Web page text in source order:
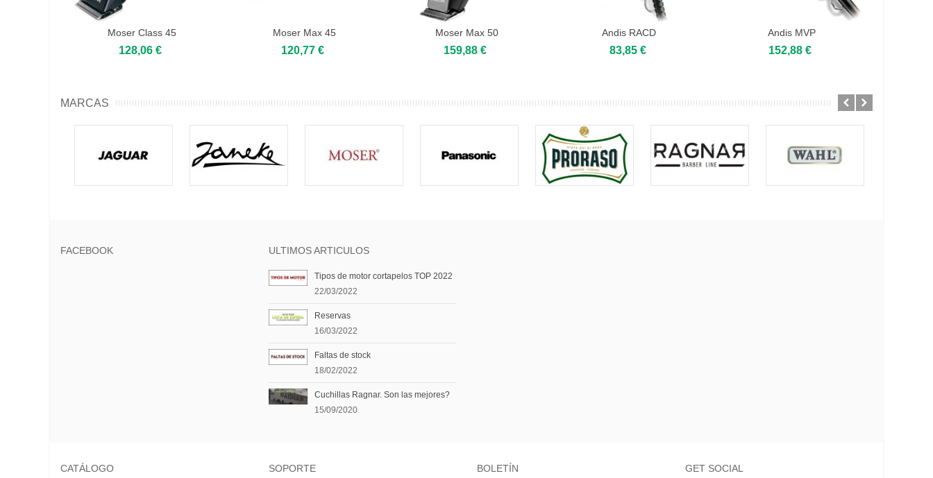
Moser Class 45
128,06 €
Moser Max 45
120,77 €
Moser Max 50
159,88 €
Andis RACD
83,85 €
Andis MVP
152,88 €
MARCAS
FACEBOOK ULTIMOS ARTICULOS
Tipos de motor cortapelos TOP 2022
22/03/2022
Reservas
16/03/2022
Faltas de stock
18/02/2022
Cuchillas Ragnar. Son las mejores?
15/09/2020
CATÁLOGO SOPORTE BOLETÍN GET SOCIAL